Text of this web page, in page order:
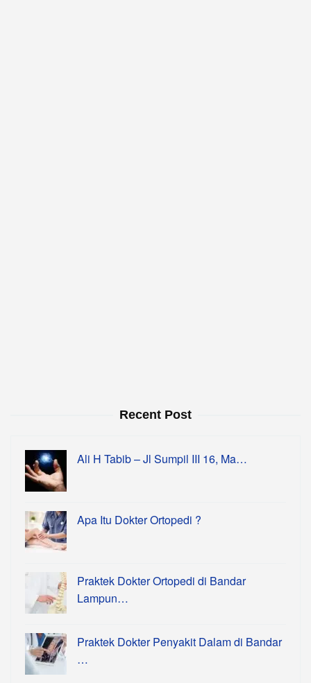
Recent Post
Ali H Tabib – Jl Sumpil III 16, Ma…
Apa Itu Dokter Ortopedi ?
Praktek Dokter Ortopedi di Bandar
Lampun…
Praktek Dokter Penyakit Dalam di Bandar
…